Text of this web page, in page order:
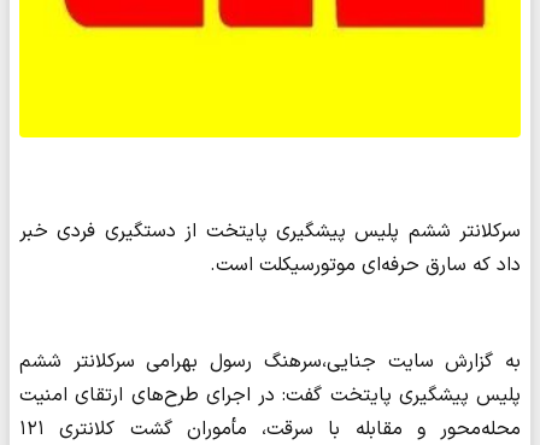
سرکلانتر ششم پلیس پیشگیری پایتخت از دستگیری فردی خبر
داد که سارق حرفه‌ای موتورسیکلت است.
به گزارش سایت جنایی،سرهنگ رسول بهرامی سرکلانتر ششم
پلیس پیشگیری پایتخت گفت: در اجرای طرح‌های ارتقای امنیت
محله‌محور و مقابله با سرقت، مأموران گشت کلانتری ۱۲۱